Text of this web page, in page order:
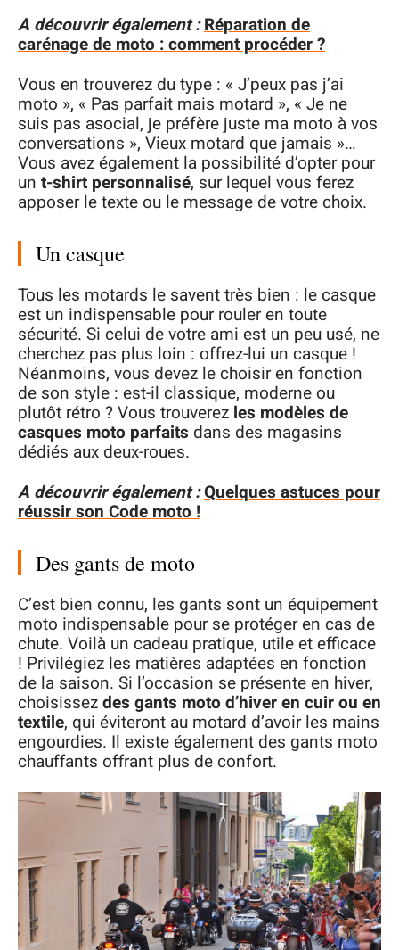
A découvrir également :Réparation de
carénage de moto : comment procéder ?
Vous en trouverez du type : « J’peux pas j’ai
moto », « Pas parfait mais motard », « Je ne
suis pas asocial, je préfère juste ma moto à vos
conversations », Vieux motard que jamais »…
Vous avez également la possibilité d’opter pour
un t-shirt personnalisé, sur lequel vous ferez
apposer le texte ou le message de votre choix.
Un casque
Tous les motards le savent très bien : le casque
est un indispensable pour rouler en toute
sécurité. Si celui de votre ami est un peu usé, ne
cherchez pas plus loin : offrez-lui un casque !
Néanmoins, vous devez le choisir en fonction
de son style : est-il classique, moderne ou
plutôt rétro ? Vous trouverez les modèles de
casques moto parfaits dans des magasins
dédiés aux deux-roues.
A découvrir également :Quelques astuces pour
réussir son Code moto !
Des gants de moto
C’est bien connu, les gants sont un équipement
moto indispensable pour se protéger en cas de
chute. Voilà un cadeau pratique, utile et efficace
! Privilégiez les matières adaptées en fonction
de la saison. Si l’occasion se présente en hiver,
choisissezdes gants moto d’hiver en cuir ou en
textile, qui éviteront au motard d’avoir les mains
engourdies. Il existe également des gants moto
chauffants offrant plus de confort.